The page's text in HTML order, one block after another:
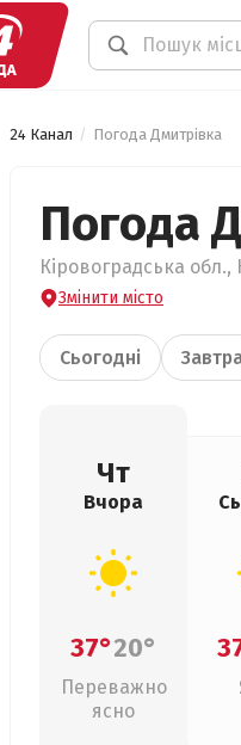
24 Канал Погода Дмитрівка
Погода
Кіровоградська
Змінити місто
Сьогодні
Чт
Вчора
37°20°
Переважно
ясно